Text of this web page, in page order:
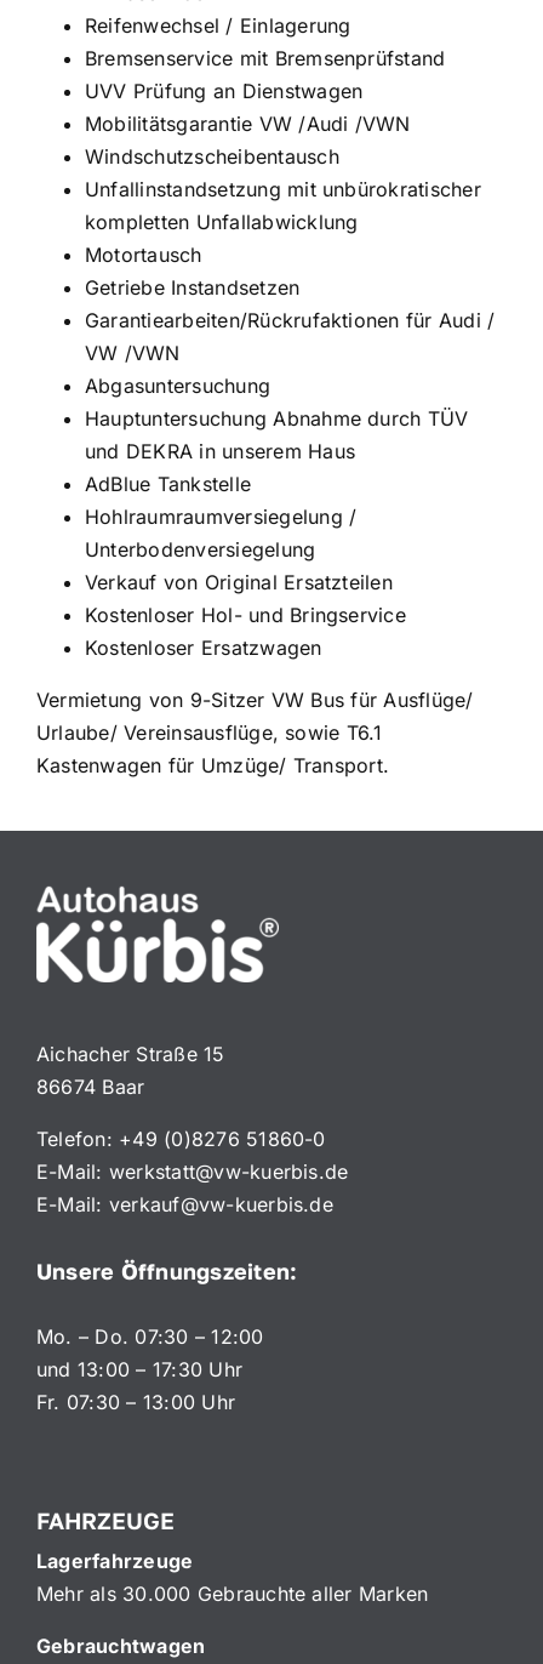
Reifenwechsel / Einlagerung
Bremsenservice mit Bremsenprüfstand
UVV Prüfung an Dienstwagen
Mobilitätsgarantie VW /Audi /VWN
Windschutzscheibentausch
Unfallinstandsetzung mit unbürokratischer
kompletten Unfallabwicklung
Motortausch
Getriebe Instandsetzen
Garantiearbeiten/Rückrufaktionen für Audi /
VW /VWN
Abgasuntersuchung
Hauptuntersuchung Abnahme durch TÜV
und DEKRA in unserem Haus
AdBlue Tankstelle
Hohlraumraumversiegelung /
Unterbodenversiegelung
Verkauf von Original Ersatzteilen
Kostenloser Hol- und Bringservice
Kostenloser Ersatzwagen
Vermietung von 9-Sitzer VW Bus für Ausflüge/
Urlaube/ Vereinsausflüge, sowie T6.1
Kastenwagen für Umzüge/ Transport.
Aichacher Straße 15
86674 Baar
Telefon: +49 (0)8276 51860-0
E-Mail: werkstatt@vw-kuerbis.de
E-Mail: verkauf@vw-kuerbis.de
Unsere Öffnungszeiten:
Mo. – Do. 07:30 – 12:00
und 13:00 – 17:30 Uhr
Fr. 07:30 – 13:00 Uhr
FAHRZEUGE
Lagerfahrzeuge
Mehr als 30.000 Gebrauchte aller Marken
Gebrauchtwagen